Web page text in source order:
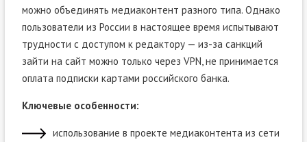
можно объединять медиаконтент разного типа. Однако
пользователи из России в настоящее время испытывают
трудности с доступом к редактору — из-за санкций
зайти на сайт можно только через VPN, не принимается
оплата подписки картами российского банка.
Ключевые особенности:
использование в проекте медиаконтента из сети